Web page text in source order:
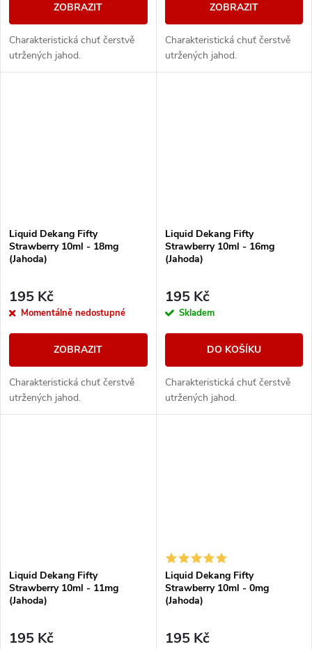
ZOBRAZIT
Charakteristická chuť čerstvě
utržených jahod.
ZOBRAZIT
Charakteristická chuť čerstvě
utržených jahod.
Liquid Dekang Fifty
Strawberry 10ml - 18mg
(Jahoda)
195 Kč
Momentálně nedostupné
ZOBRAZIT
Charakteristická chuť čerstvě
utržených jahod.
Liquid Dekang Fifty
Strawberry 10ml - 16mg
(Jahoda)
195 Kč
Skladem
DO KOŠÍKU
Charakteristická chuť čerstvě
utržených jahod.
Liquid Dekang Fifty
Strawberry 10ml - 11mg
(Jahoda)
195 Kč
Liquid Dekang Fifty
Strawberry 10ml - 0mg
(Jahoda)
195 Kč